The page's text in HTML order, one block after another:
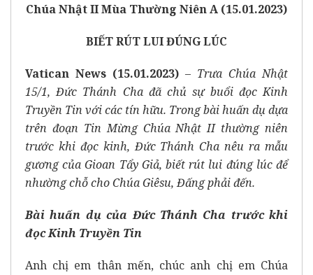
Chúa Nhật II Mùa Thường Niên A (15.01.2023)
BIẾT RÚT LUI ĐÚNG LÚC
Vatican News (15.01.2023) – Trưa Chúa Nhật
15/1, Đức Thánh Cha đã chủ sự buổi đọc Kinh
Truyền Tin với các tín hữu. Trong bài huấn dụ dựa
trên đoạn Tin Mừng Chúa Nhật II thường niên
trước khi đọc kinh, Đức Thánh Cha nêu ra mẫu
gương của Gioan Tẩy Giả, biết rút lui đúng lúc để
nhường chỗ cho Chúa Giêsu, Đấng phải đến.
Bài huấn dụ của Đức Thánh Cha trước khi
đọc Kinh Truyền Tin
Anh chị em thân mến, chúc anh chị em Chúa